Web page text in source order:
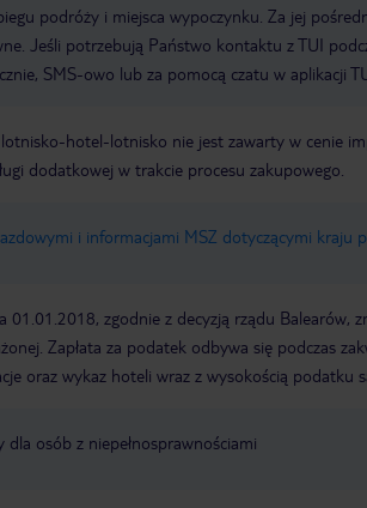
podróży i miejsca wypoczynku. Za jej
Jeśli potrzebują Państwo kontaktu z TUI
SMS-owo lub za pomocą czatu w aplikacji
hotel-lotnisko nie jest zawarty w cenie
dodatkowej w trakcie procesu zakupowego.
i informacjami MSZ dotyczącymi kraju
01.01.2018, zgodnie z decyzją rządu Balearów,
Zapłata za podatek odbywa się podczas
oraz wykaz hoteli wraz z wysokością podatku
osób z niepełnosprawnościami